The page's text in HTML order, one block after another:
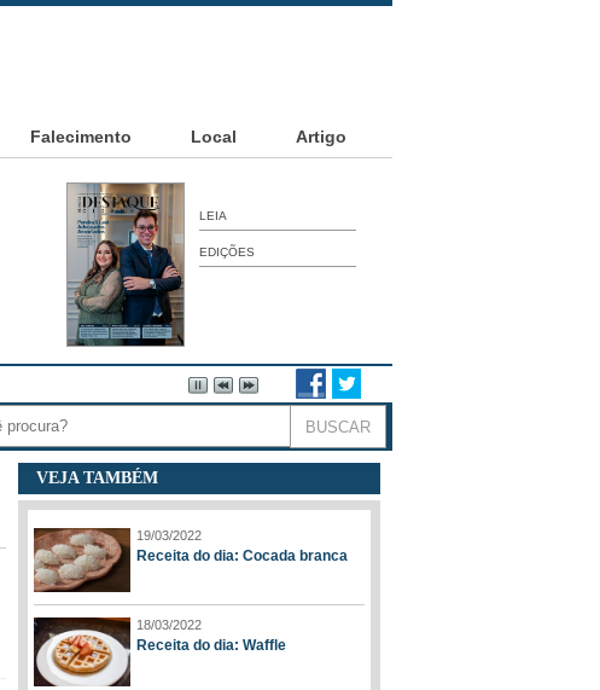
Falecimento Local Artigo
LEIA
EDIÇÕES
VEJA TAMBÉM
19/03/2022
Receita do dia: Cocada branca
18/03/2022
Receita do dia: Waffle